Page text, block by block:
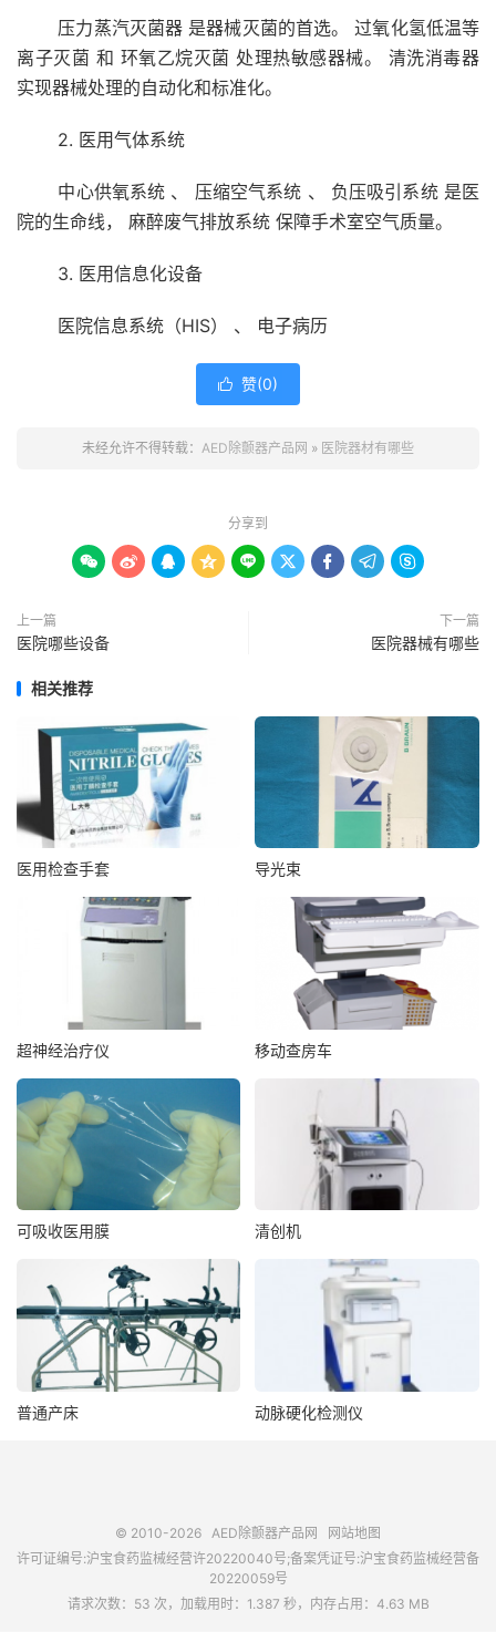
压力蒸汽灭菌器 是器械灭菌的首选。 过氧化氢低温等
离子灭菌 和 环氧乙烷灭菌 处理热敏感器械。 清洗消毒器
实现器械处理的自动化和标准化。
2. 医用气体系统
中心供氧系统 、 压缩空气系统 、 负压吸引系统 是医
院的生命线， 麻醉废气排放系统 保障手术室空气质量。
3. 医用信息化设备
医院信息系统（HIS） 、 电子病历
 赞(0)
未经允许不得转载： AED除颤器产品网 » 医院器材有哪些
分享到
        
上一篇
医院哪些设备
下一篇
医院器械有哪些
相关推荐
医用检查手套 导光束
超神经治疗仪 移动查房车
可吸收医用膜 清创机
普通产床 动脉硬化检测仪
© 2010-2026 AED除颤器产品网
网站地图
许可证编号:沪宝食药监械经营许20220040号;备案凭证号:沪宝食药监械经营备
20220059号
请求次数：53 次，加载用时：1.387 秒，内存占用：4.63 MB